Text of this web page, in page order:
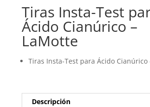
Tiras Insta-Test
Ácido Cianúrico –
LaMotte
Tiras Insta-Test para Ácido Cianúrico
Descripción